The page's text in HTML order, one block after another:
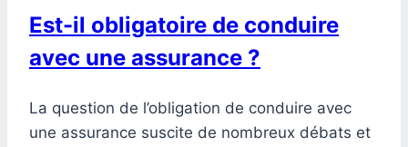
Est-il obligatoire de conduire
avec une assurance ?
La question de l’obligation de conduire avec
une assurance suscite de nombreux débats et